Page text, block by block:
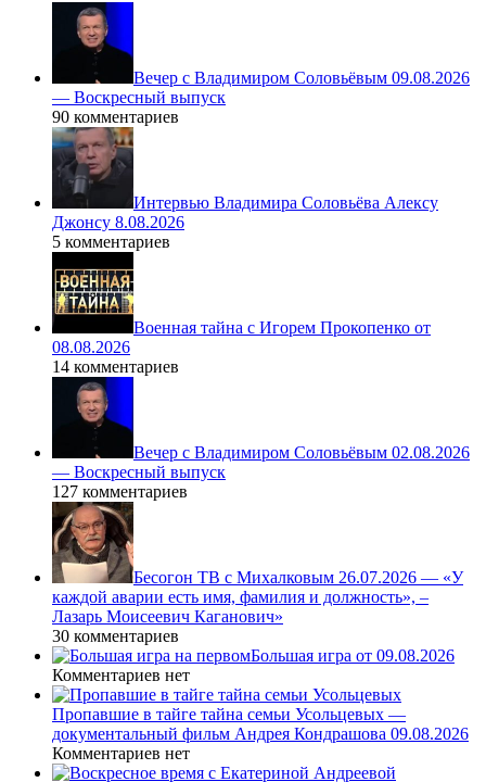
Вечер с Владимиром Соловьёвым 09.08.2026
— Воскресный выпуск
90 комментариев
Интервью Владимира Соловьёва Алексу
Джонсу 8.08.2026
5 комментариев
Военная тайна с Игорем Прокопенко от
08.08.2026
14 комментариев
Вечер с Владимиром Соловьёвым 02.08.2026
— Воскресный выпуск
127 комментариев
Бесогон ТВ с Михалковым 26.07.2026 — «У
каждой аварии есть имя, фамилия и должность», –
Лазарь Моисеевич Каганович»
30 комментариев
Большая игра от 09.08.2026
Комментариев нет
Пропавшие в тайге тайна семьи Усольцевых —
документальный фильм Андрея Кондрашова 09.08.2026
Комментариев нет